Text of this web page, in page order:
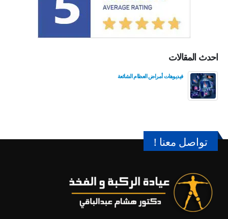
احدث المقالات
فيديوهات أمراض العظام الشائعة
تواصل معنا !